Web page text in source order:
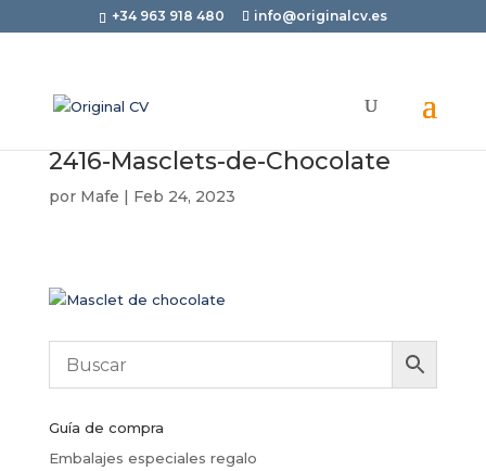
+34 963 918 480 info@originalcv.es
2416-Masclets-de-Chocolate
por Mafe | Feb 24, 2023
Guía de compra
Embalajes especiales regalo